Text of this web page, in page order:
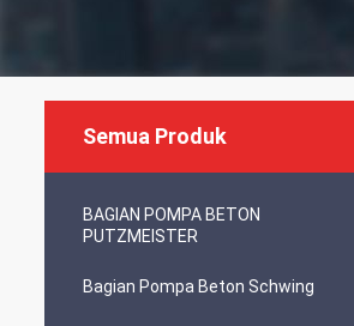
Semua Produk
BAGIAN POMPA BETON
PUTZMEISTER
Bagian Pompa Beton Schwing